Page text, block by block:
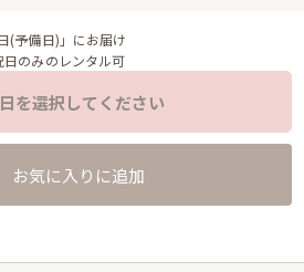
(予備日)」にお届け
のみのレンタル可
を選択してください
お気に入りに追加